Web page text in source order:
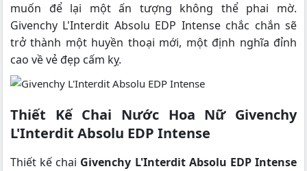
muốn để lại một ấn tượng không thể phai mờ.
Givenchy L'Interdit Absolu EDP Intense chắc chắn sẽ
trở thành một huyền thoại mới, một định nghĩa đỉnh
cao về vẻ đẹp cấm kỵ.
Thiết Kế Chai Nước Hoa Nữ Givenchy
L'Interdit Absolu EDP Intense
Thiết kế chai Givenchy L'Interdit Absolu EDP Intense